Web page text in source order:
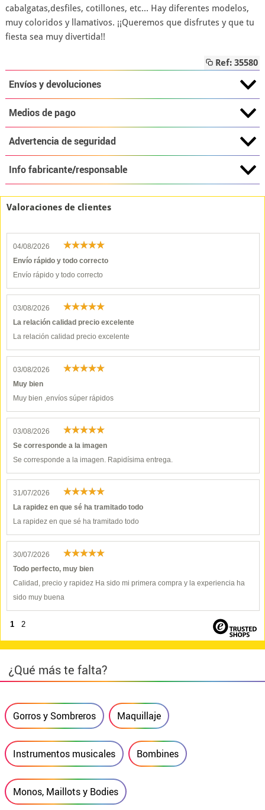
cabalgatas,desfiles, cotillones, etc... Hay diferentes modelos,
muy coloridos y llamativos. ¡¡Queremos que disfrutes y que tu
fiesta sea muy divertida!!
Ref: 35580
Envíos y devoluciones
Medios de pago
Advertencia de seguridad
Info fabricante/responsable
Valoraciones de clientes
04/08/2026
Envío rápido y todo correcto
Envío rápido y todo correcto
03/08/2026
La relación calidad precio excelente
La relación calidad precio excelente
03/08/2026
Muy bien
Muy bien ,envíos súper rápidos
03/08/2026
Se corresponde a la imagen
Se corresponde a la imagen. Rapidísima entrega.
31/07/2026
La rapidez en que sé ha tramitado todo
La rapidez en que sé ha tramitado todo
30/07/2026
Todo perfecto, muy bien
Calidad, precio y rapidez Ha sido mi primera compra y la experiencia ha
sido muy buena
1 2
¿Qué más te falta?
Gorros y Sombreros Maquillaje
Instrumentos musicales Bombines
Monos, Maillots y Bodies